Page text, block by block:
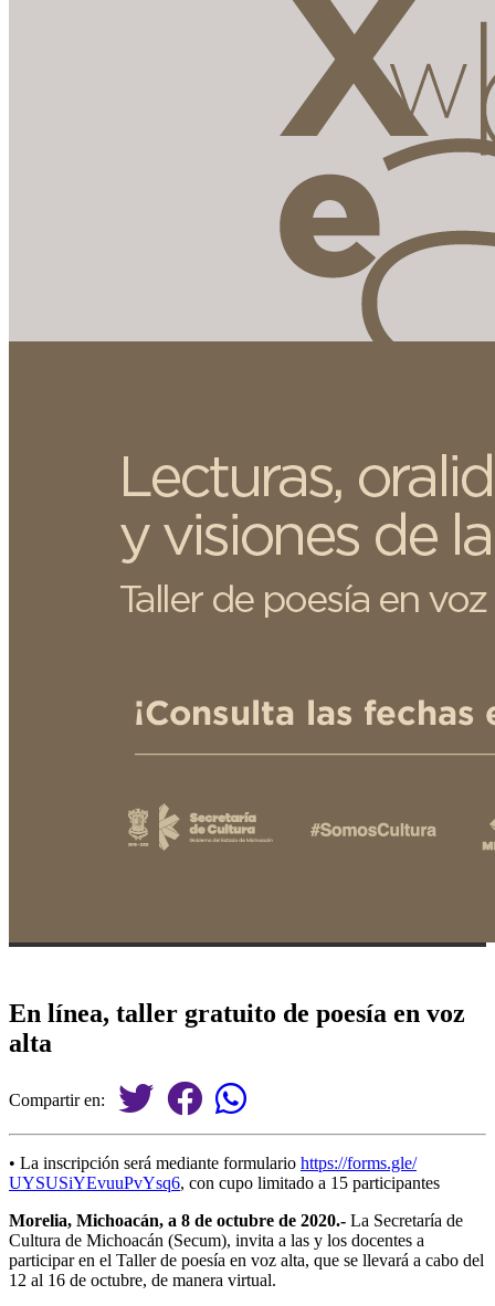
En línea, taller gratuito de poesía en voz
alta
Compartir en:
• La inscripción será mediante formulario https://forms.gle/
UYSUSiYEvuuPvYsq6, con cupo limitado a 15 participantes
Morelia, Michoacán, a 8 de octubre de 2020.- La Secretaría de
Cultura de Michoacán (Secum), invita a las y los docentes a
participar en el Taller de poesía en voz alta, que se llevará a cabo del
12 al 16 de octubre, de manera virtual.